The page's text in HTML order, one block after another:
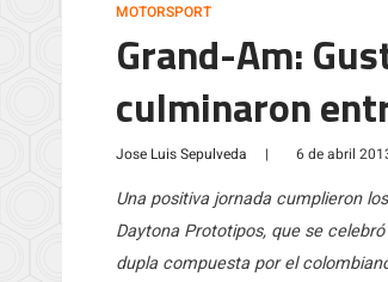
MOTORSPORT
Grand-Am:
culminaron
Jose Luis Sepulveda | 6 de abril
Una positiva jornada cumplieron
Daytona Prototipos, que se
dupla compuesta por el